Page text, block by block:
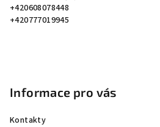
+420608078448
+420777019945
Informace pro vás
Kontakty